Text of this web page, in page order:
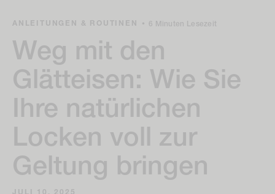
ANLEITUNGEN & ROUTINEN • 6 Minuten Lesezeit
Weg mit den
Glätteisen: Wie Sie
Ihre natürlichen
Locken voll zur
Geltung bringen